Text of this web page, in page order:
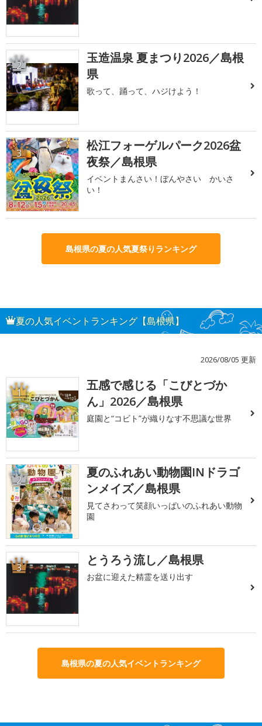
2
玉造温泉 夏まつり2026／島根
県
歌って、踊って、ハジけよう！
3
松江フォーゲルパーク2026盆
夜祭／島根県
イベントまんさい！ぼんやさい かいさ
い！
島根県の夏の人気夏祭りランキング
夏の人気イベントランキング【島根県】
2026/08/05 更新
1
五感で感じる「こびとづか
ん」2026／島根県
庭園と“コビト”が織りなす不思議な世界
2
夏のふれあい動物園INドラゴ
ンメイズ／島根県
見てさわって笑顔いっぱいのふれあい動物
園
3 とうろう流し／島根県
お盆に迎えた精霊を送り出す
島根県の夏の人気イベントランキング